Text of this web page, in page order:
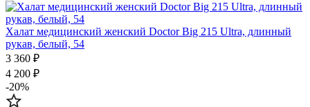
Халат медицинский женский Doctor Big 215 Ultra, длинный
рукав, белый, 54
3 360 ₽
4 200 ₽
-20%